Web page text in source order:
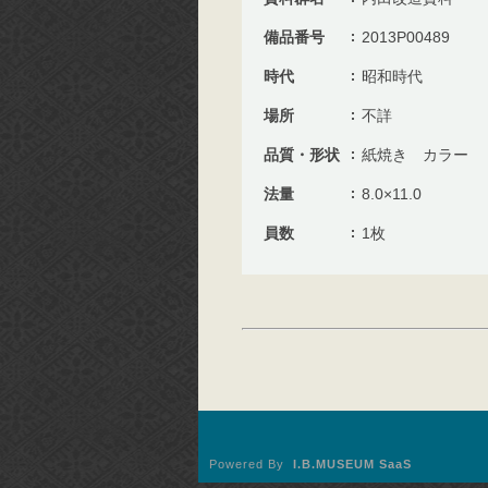
備品番号 2013P00489
時代 昭和時代
場所 不詳
品質・形状 紙焼き カラー
法量 8.0×11.0
員数 1枚
Powered By I.B.MUSEUM SaaS